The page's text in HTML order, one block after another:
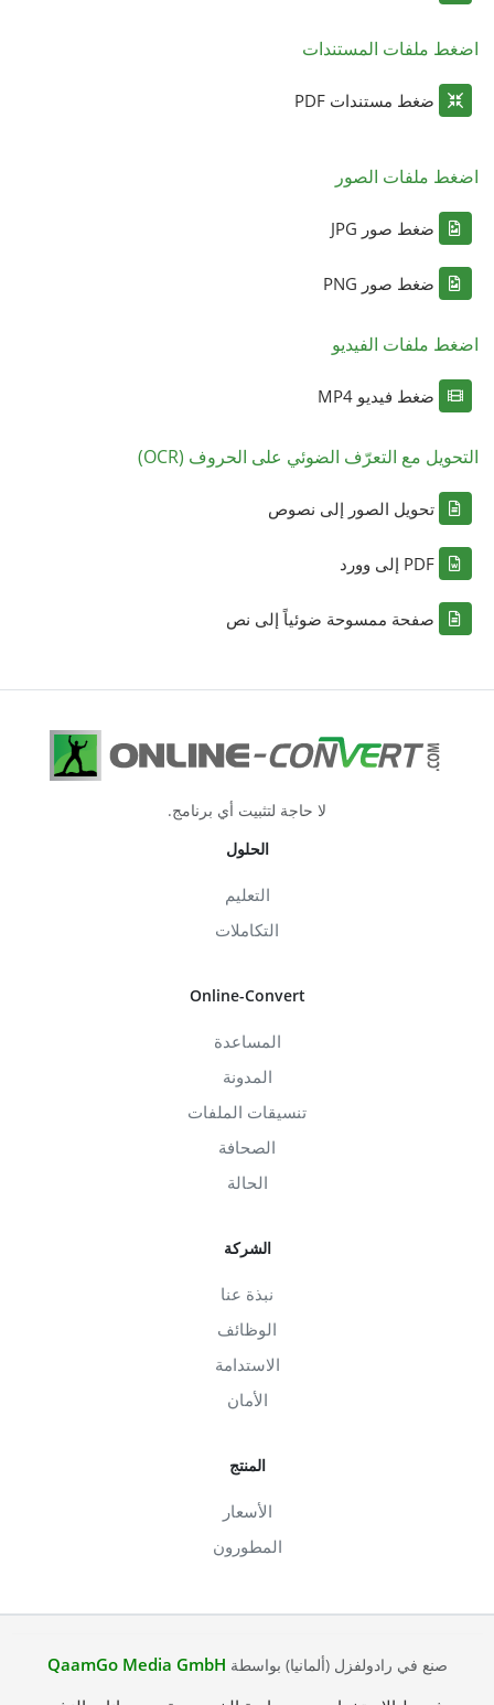
اضغط ملفات المستندات
ضغط مستندات PDF
اضغط ملفات الصور
ضغط صور JPG
ضغط صور PNG
اضغط ملفات الفيديو
ضغط فيديو MP4
التحويل مع التعرّف الضوئي على الحروف (OCR)
تحويل الصور إلى نصوص
PDF إلى وورد
صفحة ممسوحة ضوئياً إلى نص
لا حاجة لتثبيت أي برنامج.
الحلول
التعليم
التكاملات
Online-Convert
المساعدة
المدونة
تنسيقات الملفات
الصحافة
الحالة
الشركة
نبذة عنا
الوظائف
الاستدامة
الأمان
المنتج
الأسعار
المطورون
صنع في رادولفزل (ألمانيا) بواسطة QaamGo Media GmbH